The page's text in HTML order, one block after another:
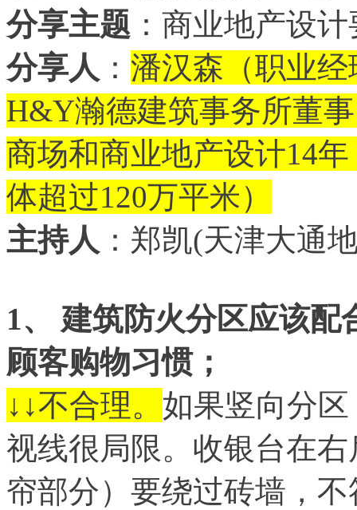
分享主题 ：商业地产设
分享人 ： 潘汉森（职业
H&Y瀚德建筑事务所董
商场和商业地产设计14
体超过120万平米）
主持人 ：郑凯(天津大通
1、 建筑防火分区应该
顾客购物习惯；
↓↓不合理。 如果竖向分
视线很局限。收银台在
帘部分）要绕过砖墙，